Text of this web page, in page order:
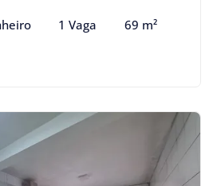
1 Vaga 69 m²